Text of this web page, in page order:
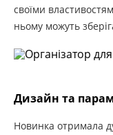
своїми
ньому можуть
Дизайн та
Новинка отримала